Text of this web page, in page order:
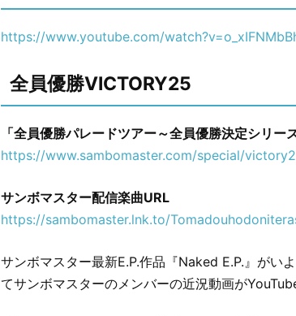
https://www.youtube.com/
全員優勝VICTORY25
「全員優勝パレードツアー～全員優勝決定シリー
https://www.sambomaster.com/special/
サンボマスター配信楽曲URL
https://sambomaster.lnk.to/
サンボマスター最新E.P.作品『Naked E.P.』がい
てサンボマスターのメンバーの近況動画が